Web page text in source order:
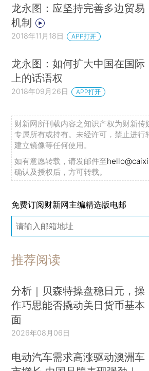
龙永图：应坚持完善多边贸易
机制
2018年11月18日 APP打开
龙永图：如何扩大中国在国际
上的话语权
2018年09月26日 APP打开
财新网所刊载内容之知识产权为财新传
专属所有或持有。未经许可，禁止进行
建立镜像等任何使用。
如有意愿转载，请发邮件至
确认及授权后，方可转载。
免费订阅财新网主编精选版电邮
推荐阅读
分析｜贝森特操盘稳日元，操
作巧思能否撬动美日货币基本
面
2026年08月06日
电动汽车需求高涨驱动澳洲车